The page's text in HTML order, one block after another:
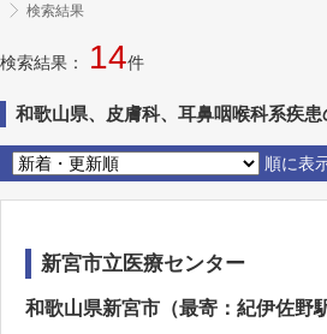
検索結果
検索結果： 14件
和歌山県、皮膚科、耳鼻咽喉科系疾
順に表
新宮市立医療センター
和歌山県新宮市（最寄：紀伊佐野